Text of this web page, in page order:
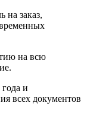
на заказ,
на всю
и
всех документов